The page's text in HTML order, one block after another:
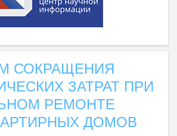
СОКРАЩЕНИЯ
ЗАТРАТ ПРИ
РЕМОНТЕ
ДОМОВ